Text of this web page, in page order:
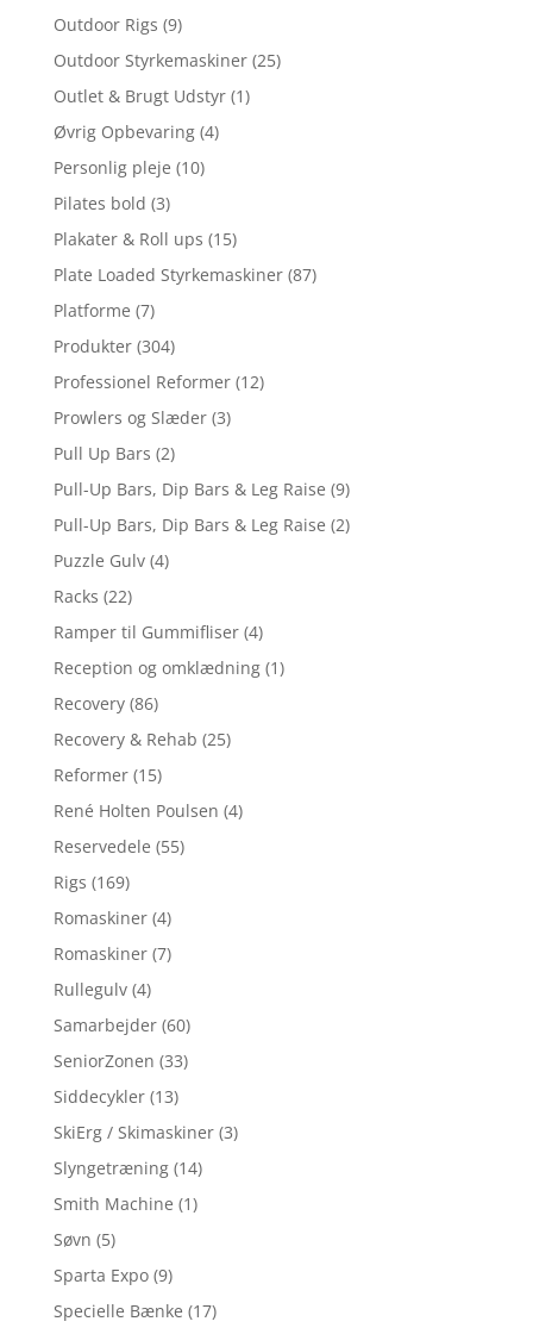
Outdoor Rigs (9)
Outdoor Styrkemaskiner (25)
Outlet & Brugt Udstyr (1)
Øvrig Opbevaring (4)
Personlig pleje (10)
Pilates bold (3)
Plakater & Roll ups (15)
Plate Loaded Styrkemaskiner (87)
Platforme (7)
Produkter (304)
Professionel Reformer (12)
Prowlers og Slæder (3)
Pull Up Bars (2)
Pull-Up Bars, Dip Bars & Leg Raise (9)
Pull-Up Bars, Dip Bars & Leg Raise (2)
Puzzle Gulv (4)
Racks (22)
Ramper til Gummifliser (4)
Reception og omklædning (1)
Recovery (86)
Recovery & Rehab (25)
Reformer (15)
René Holten Poulsen (4)
Reservedele (55)
Rigs (169)
Romaskiner (4)
Romaskiner (7)
Rullegulv (4)
Samarbejder (60)
SeniorZonen (33)
Siddecykler (13)
SkiErg / Skimaskiner (3)
Slyngetræning (14)
Smith Machine (1)
Søvn (5)
Sparta Expo (9)
Specielle Bænke (17)